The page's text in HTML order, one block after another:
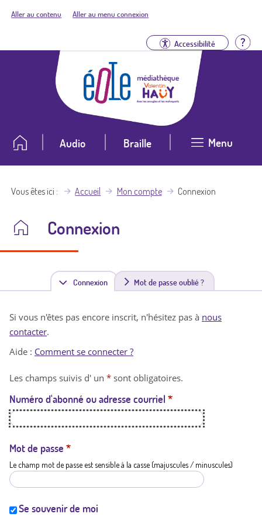
Aller au contenu Aller au menu connexion
Accessibilité
Audio Braille Menu
Vous êtes ici Accueil Mon compte Connexion
Connexion
Connexion(
n
t
a
t
i
Mot de passe oublié ?
Si vous n'êtes pas encore inscrit, n'hésitez pas à nous
contacter.
Aide : Comment se connecter ?
Les champs suivis d' un * sont obligatoires.
Numéro d'abonné ou adresse courriel *
Mot de passe *
Le champ mot de passe est sensible à la casse (majuscules / minuscules)
Se souvenir de moi